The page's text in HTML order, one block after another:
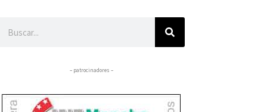
– patrocinadores –